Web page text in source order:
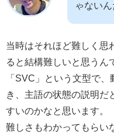
ゃない
当時はそれほど難しく思
ると結構難しいと思うん
「SVC」という文型で
き、主語の状態の説明だ
すいのかなと思います。
難しさもわかってもらい